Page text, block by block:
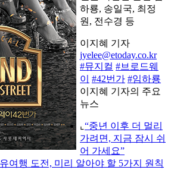
하룡, 송일국, 최정
원, 전수경 등
이지혜 기자
jyelee@etoday.co.kr
#뮤지컬 #브로드웨
이
#42번가 #임하룡
이지혜 기자의 주요
뉴스
⌞ “중년 이후 더 멀리
가려면, 지금 잠시 쉬
어 가세요”
여행 도전, 미리 알아야 할 5가지 원칙